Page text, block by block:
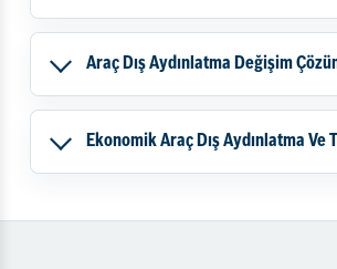
Araç Dış Aydınlatma Değişim
Ekonomik Araç Dış Aydınlatma Ve